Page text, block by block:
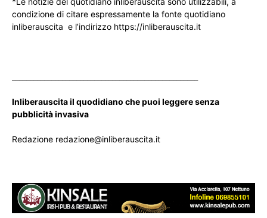
condizione di citare espressamente la fonte quotidiano
inliberauscita e l’indirizzo https://inliberauscita.it
Inliberauscita il quodidiano che puoi leggere senza
pubblicità invasiva
Redazione redazione@inliberauscita.it